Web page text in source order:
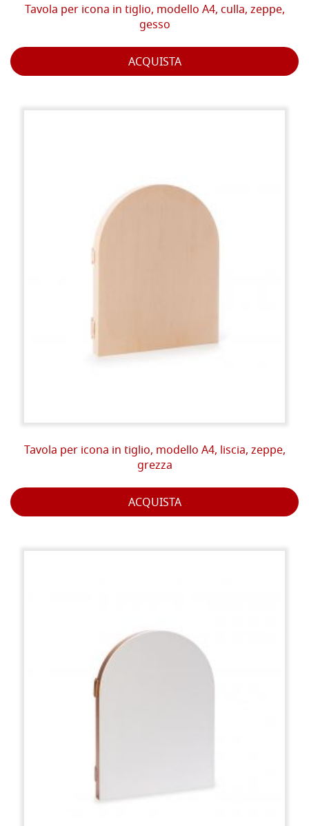
Tavola per icona in tiglio, modello A4, culla, zeppe,
gesso
ACQUISTA
Tavola per icona in tiglio, modello A4, liscia, zeppe,
grezza
ACQUISTA